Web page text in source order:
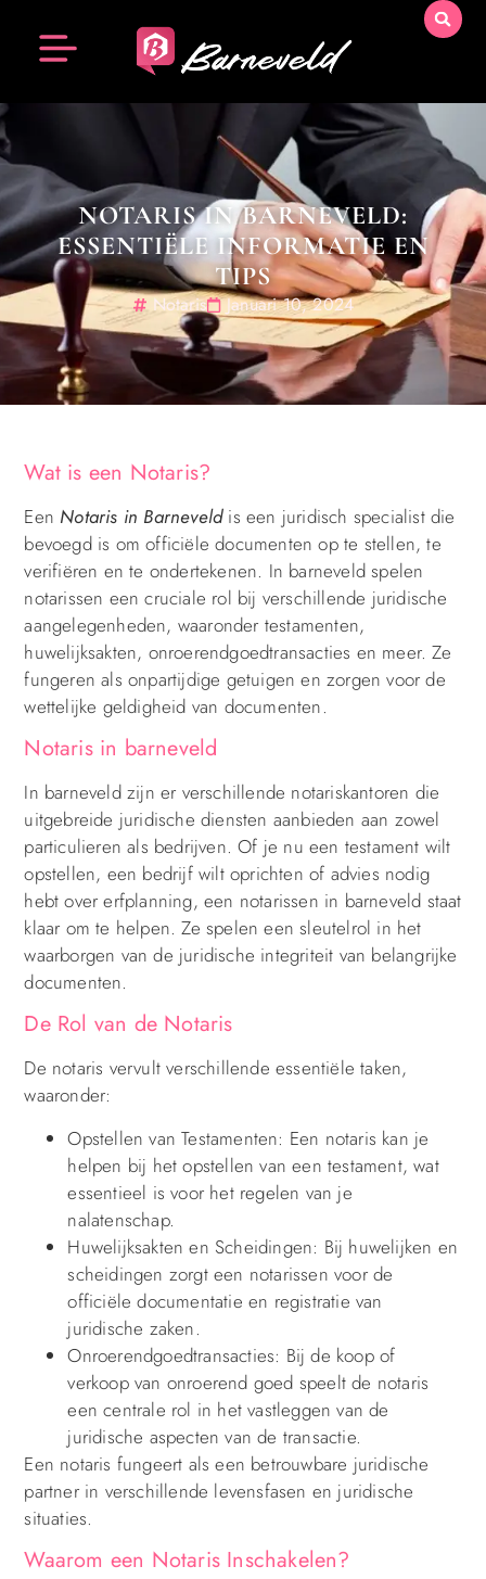
NOTARIS IN BARNEVELD:
ESSENTIËLE INFORMATIE EN
TIPS
Notaris Januari 10, 2024
Wat is een Notaris?
Een Notaris in Barneveldis een juridisch specialist die
bevoegd is om officiële documenten op te stellen, te
verifiëren en te ondertekenen. In barneveld spelen
notarissen een cruciale rol bij verschillende juridische
aangelegenheden, waaronder testamenten,
huwelijksakten, onroerendgoedtransacties en meer. Ze
fungeren als onpartijdige getuigen en zorgen voor de
wettelijke geldigheid van documenten.
Notaris in barneveld
In barneveld zijn er verschillende notariskantoren die
uitgebreide juridische diensten aanbieden aan zowel
particulieren als bedrijven. Of je nu een testament wilt
opstellen, een bedrijf wilt oprichten of advies nodig
hebt over erfplanning, een notarissen in barneveld staat
klaar om te helpen. Ze spelen een sleutelrol in het
waarborgen van de juridische integriteit van belangrijke
documenten.
De Rol van de Notaris
De notaris vervult verschillende essentiële taken,
waaronder:
Opstellen van Testamenten: Een notaris kan je
helpen bij het opstellen van een testament, wat
essentieel is voor het regelen van je
nalatenschap.
Huwelijksakten en Scheidingen: Bij huwelijken en
scheidingen zorgt een notarissen voor de
officiële documentatie en registratie van
juridische zaken.
Onroerendgoedtransacties: Bij de koop of
verkoop van onroerend goed speelt de notaris
een centrale rol in het vastleggen van de
juridische aspecten van de transactie.
Een notaris fungeert als een betrouwbare juridische
partner in verschillende levensfasen en juridische
situaties.
Waarom een Notaris Inschakelen?